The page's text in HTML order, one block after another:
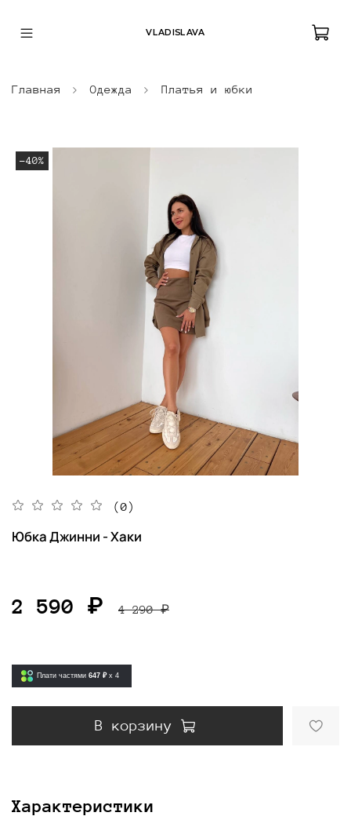
VLADISLAVA
Главная Одежда Платья и юбки
-40%
(0)
Юбка Джинни - Хаки
2 590 ₽ 4 290 ₽
Плати частями 647 ₽ x 4
В корзину
Характеристики